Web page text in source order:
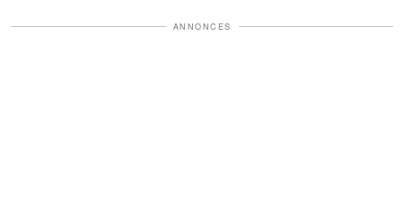
ANNONCES